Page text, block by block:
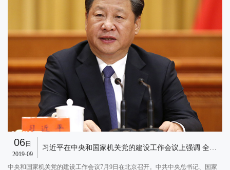
06日
2019-09
习近平在中央和国家机关党的建设工作会议上强调 全面提高中央和国家机关党的建设质量 建设让党中央放心让人民群众满意的模范机关
中央和国家机关党的建设工作会议7月9日在北京召开。中共中央总书记、国家